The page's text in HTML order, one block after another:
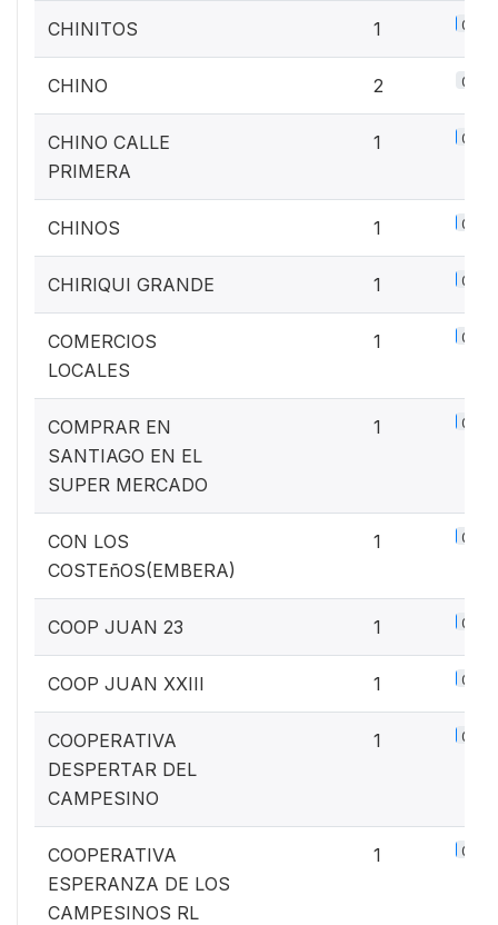
CHINITOS 1 0.1%
CHINO 2 0.3%
CHINO CALLE
PRIMERA
1 0.1%
CHINOS 1 0.1%
CHIRIQUI GRANDE 1 0.1%
COMERCIOS
LOCALES
1 0.1%
COMPRAR EN
SANTIAGO EN EL
SUPER MERCADO
1 0.1%
CON LOS
COSTEñOS(EMBERA)
1 0.1%
COOP JUAN 23 1 0.1%
COOP JUAN XXIII 1 0.1%
COOPERATIVA
DESPERTAR DEL
CAMPESINO
1 0.1%
COOPERATIVA
ESPERANZA DE LOS
CAMPESINOS RL
1 0.1%